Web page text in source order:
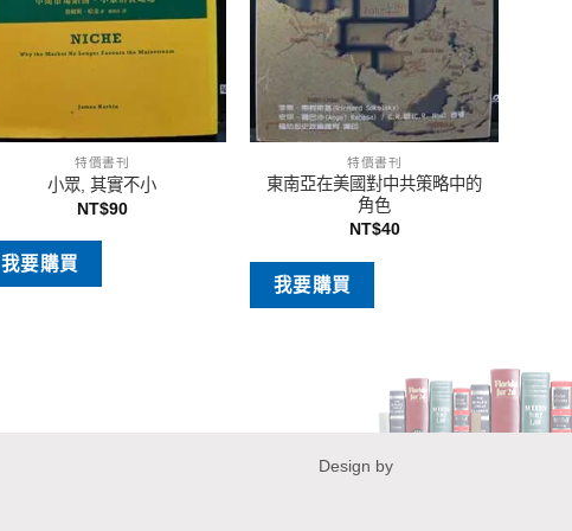
特價書刊
小眾, 其實不小
NT$90
我要購買
特價書刊
東南亞在美國對中共策略中的
角色
NT$40
我要購買
Design by